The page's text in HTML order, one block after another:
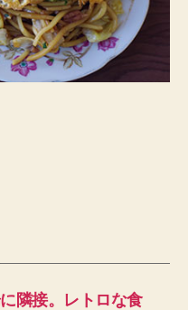
隣接。レトロな食